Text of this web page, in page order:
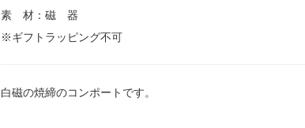
素 材：磁 器
※ギフトラッピング不可
白磁の焼締のコンポートです。